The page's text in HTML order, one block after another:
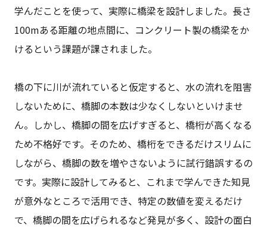
学んだことを使って、実際に橋梁を設計しました。長さ
100mある距離の地点間に、コンクリート製の橋梁をか
けるという課題が課されました。
橋の下に川が流れていると仮定すると、水の流れを阻害
しないために、橋脚の本数は少なくしないといけませ
ん。しかし、橋脚の間を広げすぎると、橋桁が高くなる
ため不格好です。そのため、橋桁をできるだけスリムに
しながら、橋脚の数を増やさないように試行錯誤するの
です。実際に設計してみると、これまで学んできた知見
が意外なところで活用でき、特定の数値を変えるだけ
で、橋脚の間を広げられるなど発見が多く、設計の面白